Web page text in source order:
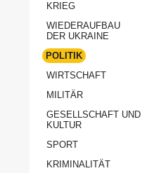
ALLE
Politik
Militär
KRIEG
WIEDERAUFBAU
DER UKRAINE
POLITIK
WIRTSCHAFT
MILITÄR
GESELLSCHAFT UND
KULTUR
SPORT
KRIMINALITÄT